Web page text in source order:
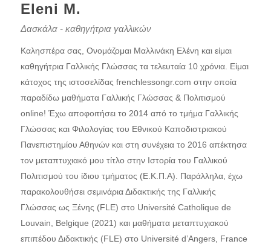
Eleni M.
Δασκάλα - καθηγήτρια γαλλικών
Καλησπέρα σας, Ονομάζομαι Μαλλινάκη Ελένη και είμαι
καθηγήτρια Γαλλικής Γλώσσας τα τελευταία 10 χρόνια. Είμαι
κάτοχος της ιστοσελίδας frenchlessongr.com στην οποία
παραδίδω μαθήματα Γαλλικής Γλώσσας & Πολιτισμού
online! Έχω αποφοιτήσει το 2014 από το τμήμα Γαλλικής
Γλώσσας και Φιλολογίας του Εθνικού Καποδιστριακού
Πανεπιστημίου Αθηνών και στη συνέχεια το 2016 απέκτησα
τον μεταπτυχιακό μου τίτλο στην Ιστορία του Γαλλικού
Πολιτισμού του ίδιου τμήματος (Ε.Κ.Π.Α). Παράλληλα, έχω
παρακολουθήσει σεμινάρια Διδακτικής της Γαλλικής
Γλώσσας ως Ξένης (FLE) στο Université Catholique de
Louvain, Belgique (2021) και μαθήματα μεταπτυχιακού
επιπέδου Διδακτικής (FLE) στο Université d’Angers, France